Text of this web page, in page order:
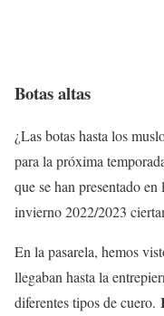
Botas altas
¿Las botas hasta los
para la próxima
que se han presentado
invierno 2022/2023
En la pasarela, hemos
llegaban hasta la
diferentes tipos de cuero.